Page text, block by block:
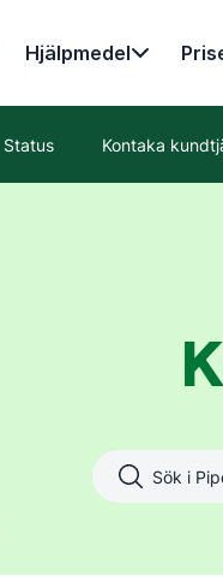
Hjälpmedel
Status Kontaka